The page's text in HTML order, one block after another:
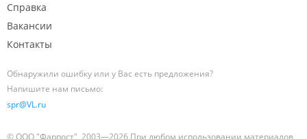
Справка
Вакансии
Контакты
Обнаружили ошибку или у Вас есть предложения?
Напишите нам письмо:
spr@VL.ru
© ООО "Фарпост", 2003—2026 При любом использовании материалов